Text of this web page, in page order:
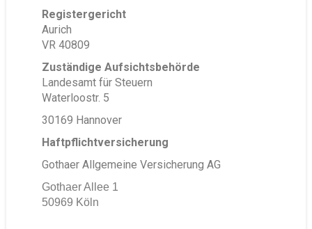
Registergericht
Aurich
VR 40809
Zuständige Aufsichtsbehörde
Landesamt für Steuern
Waterloostr. 5
30169 Hannover
Haftpflichtversicherung
Gothaer Allgemeine Versicherung AG
Gothaer Allee 1
50969 Köln